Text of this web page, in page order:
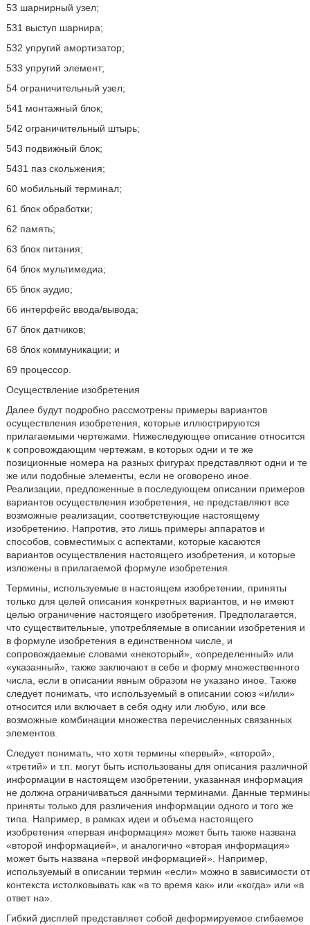
53 шарнирный узел;
531 выступ шарнира;
532 упругий амортизатор;
533 упругий элемент;
54 ограничительный узел;
541 монтажный блок;
542 ограничительный штырь;
543 подвижный блок;
5431 паз скольжения;
60 мобильный терминал;
61 блок обработки;
62 память;
63 блок питания;
64 блок мультимедиа;
65 блок аудио;
66 интерфейс ввода/вывода;
67 блок датчиков;
68 блок коммуникации; и
69 процессор.
Осуществление изобретения
Далее будут подробно рассмотрены примеры вариантов
осуществления изобретения, которые иллюстрируются
прилагаемыми чертежами. Нижеследующее описание относится
к сопровождающим чертежам, в которых одни и те же
позиционные номера на разных фигурах представляют одни и те
же или подобные элементы, если не оговорено иное.
Реализации, предложенные в последующем описании примеров
вариантов осуществления изобретения, не представляют все
возможные реализации, соответствующие настоящему
изобретению. Напротив, это лишь примеры аппаратов и
способов, совместимых с аспектами, которые касаются
вариантов осуществления настоящего изобретения, и которые
изложены в прилагаемой формуле изобретения.
Термины, используемые в настоящем изобретении, приняты
только для целей описания конкретных вариантов, и не имеют
целью ограничение настоящего изобретения. Предполагается,
что существительные, употребляемые в описании изобретения и
в формуле изобретения в единственном числе, и
сопровождаемые словами «некоторый», «определенный» или
«указанный», также заключают в себе и форму множественного
числа, если в описании явным образом не указано иное. Также
следует понимать, что используемый в описании союз «и/или»
относится или включает в себя одну или любую, или все
возможные комбинации множества перечисленных связанных
элементов.
Следует понимать, что хотя термины «первый», «второй»,
«третий» и т.п. могут быть использованы для описания различной
информации в настоящем изобретении, указанная информация
не должна ограничиваться данными терминами. Данные термины
приняты только для различения информации одного и того же
типа. Например, в рамках идеи и объема настоящего
изобретения «первая информация» может быть также названа
«второй информацией», и аналогично «вторая информация»
может быть названа «первой информацией». Например,
используемый в описании термин «если» можно в зависимости от
контекста истолковывать как «в то время как» или «когда» или «в
ответ на».
Гибкий дисплей представляет собой деформируемое сгибаемое